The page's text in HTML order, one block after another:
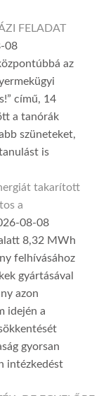
FELADAT
08
az
című, 14
a tanórák
szüneteket,
is
takarított
a
08-08
8,32 MWh
felhívásához
gyártásával
azon
idején a
gyorsan
intézkedést